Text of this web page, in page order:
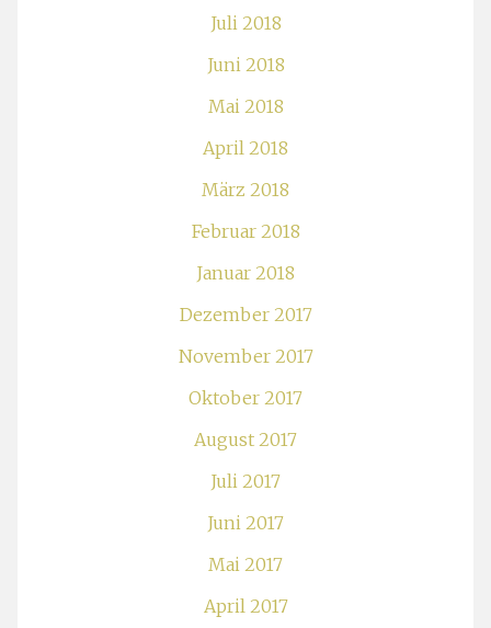
Juli 2018
Juni 2018
Mai 2018
April 2018
März 2018
Februar 2018
Januar 2018
Dezember 2017
November 2017
Oktober 2017
August 2017
Juli 2017
Juni 2017
Mai 2017
April 2017